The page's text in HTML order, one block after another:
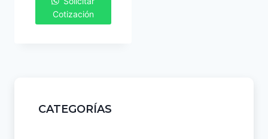
Cotización
CATEGORÍAS